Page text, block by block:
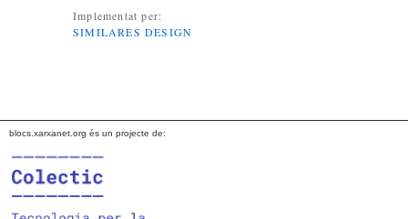
Implementat per:
SIMILARES DESIGN
blocs.xarxanet.org és un projecte de: